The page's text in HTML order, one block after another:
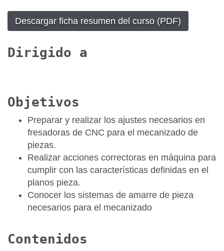
Descargar ficha resumen del curso (PDF)
Dirigido a
Objetivos
Preparar y realizar los ajustes necesarios en
fresadoras de CNC para el mecanizado de
piezas.
Realizar acciones correctoras en máquina para
cumplir con las características definidas en el
planos pieza.
Conocer los sistemas de amarre de pieza
necesarios para el mecanizado
Contenidos